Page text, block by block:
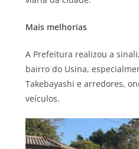
Mais melhorias
A Prefeitura realizou a
bairro do Usina,
Takebayashi e arredores,
veículos.